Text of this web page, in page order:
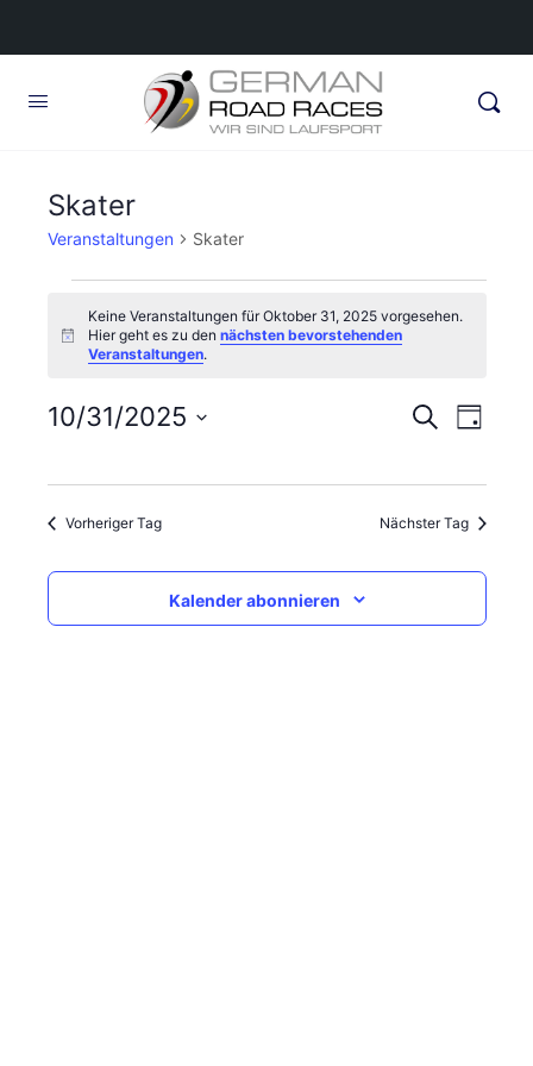
Skater
Veranstaltungen Skater
für
Oktober
31,
Hinweis
Keine Veranstaltungen für Oktober 31, 2025 vorgesehen.
Hier geht es zu den nächsten bevorstehenden
Veranstaltungen.
und
SucheTag
10/31/2025
wählen.
Vorheriger Tag Nächster Tag
Kalender abonnieren